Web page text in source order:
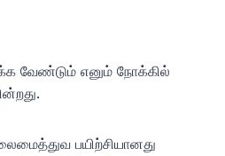
வேண்டும் எனும் நோக்கில்
பயிற்சியானது